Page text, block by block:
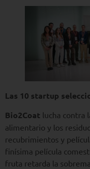
Las 10 startup
Bio2Coat lucha contra
alimentario y los
recubrimientos y
finísima película
fruta retarda la